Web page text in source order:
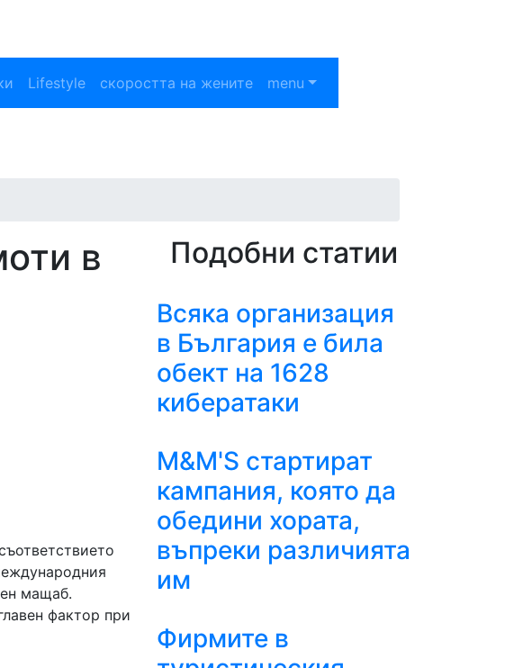
Lifestyle скоростта на жените menu
в
мащаб.
фактор при
Подобни статии
Всяка организация
в България е била
обект на 1628
кибератаки
M&M'S стартират
кампания, която да
обедини хората,
въпреки различията
им
Фирмите в